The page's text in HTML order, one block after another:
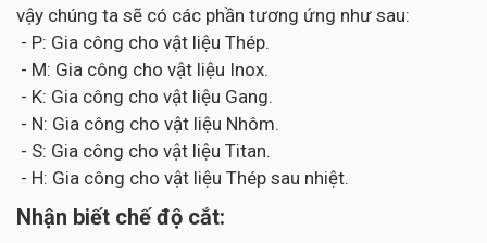
vậy chúng ta sẽ có các phần tương ứng như sau:
- P: Gia công cho vật liệu Thép.
- M: Gia công cho vật liệu Inox.
- K: Gia công cho vật liệu Gang.
- N: Gia công cho vật liệu Nhôm.
- S: Gia công cho vật liệu Titan.
- H: Gia công cho vật liệu Thép sau nhiệt.
Nhận biết chế độ cắt: